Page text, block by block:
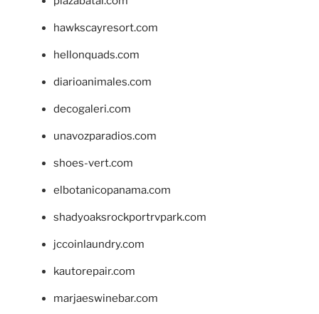
hawkscayresort.com
hellonquads.com
diarioanimales.com
decogaleri.com
unavozparadios.com
shoes-vert.com
elbotanicopanama.com
shadyoaksrockportrvpark.com
jccoinlaundry.com
kautorepair.com
marjaeswinebar.com